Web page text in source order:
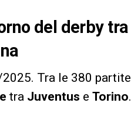
del derby tra
Tra le 380 partite
tra Juventus e Torino.